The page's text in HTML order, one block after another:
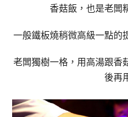
香菇飯，也是老闆
一般鐵板燒稍微高級一點的
老闆獨樹一格，用高湯跟香
後再